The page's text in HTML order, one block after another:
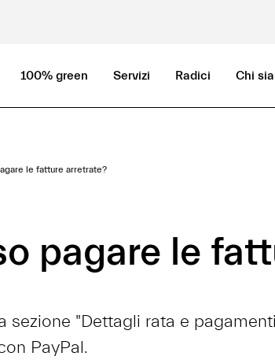
100% green Servizi Radici Chi
le fatture arretrate?
pagare le
sezione "Dettagli rata e
PayPal.